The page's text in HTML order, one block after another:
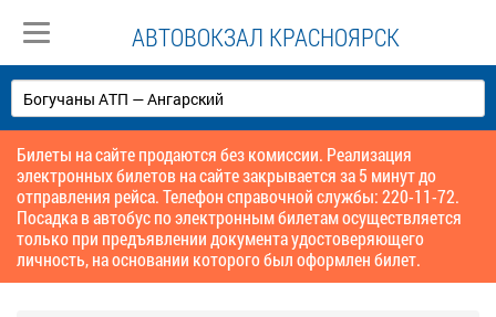
АВТОВОКЗАЛ КРАСНОЯРСК
Билеты на сайте продаются без комиссии. Реализация
электронных билетов на сайте закрывается за 5 минут до
отправления рейса. Телефон справочной службы: 220-11-72.
Посадка в автобус по электронным билетам осуществляется
только при предъявлении документа удостоверяющего
личность, на основании которого был оформлен билет.